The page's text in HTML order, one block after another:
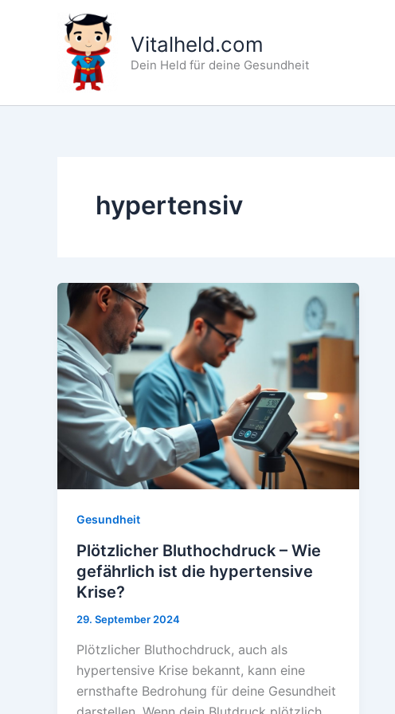
Vitalheld.com
Dein Held für deine Gesundheit
hypertensiv
Gesundheit
Plötzlicher Bluthochdruck – Wie
gefährlich ist die hypertensive
Krise?
29. September 2024
Plötzlicher Bluthochdruck, auch als
hypertensive Krise bekannt, kann eine
ernsthafte Bedrohung für deine Gesundheit